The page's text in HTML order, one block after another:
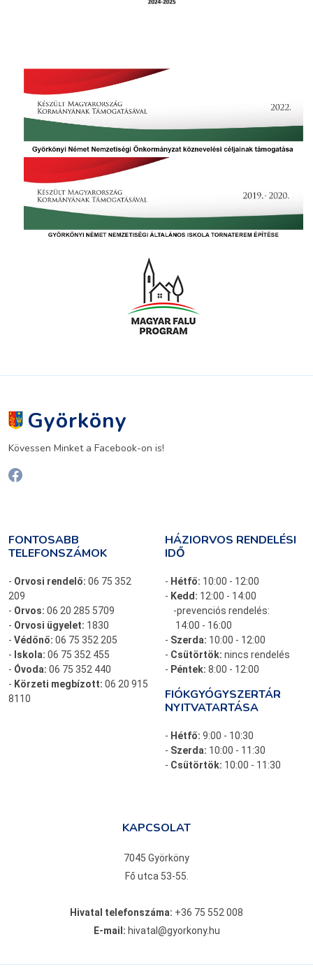
Györköny
Kövessen Minket a Facebook-on is!
FONTOSABB
TELEFONSZÁMOK
- Orvosi rendelő: 06 75 352
209
- Orvos: 06 20 285 5709
- Orvosi ügyelet: 1830
- Védőnő: 06 75 352 205
- Iskola: 06 75 352 455
- Óvoda: 06 75 352 440
- Körzeti megbízott: 06 20 915
8110
HÁZIORVOS RENDELÉSI
IDŐ
- Hétfő: 10:00 - 12:00
- Kedd: 12:00 - 14:00
-prevenciós rendelés:
14:00 - 16:00
- Szerda: 10:00 - 12:00
- Csütörtök: nincs rendelés
- Péntek: 8:00 - 12:00
FIÓKGYÓGYSZERTÁR
NYITVATARTÁSA
- Hétfő: 9:00 - 10:30
- Szerda: 10:00 - 11:30
- Csütörtök: 10:00 - 11:30
KAPCSOLAT
7045 Györköny
Fő utca 53-55.
Hivatal telefonszáma: +36 75 552 008
E-mail: hivatal@gyorkony.hu